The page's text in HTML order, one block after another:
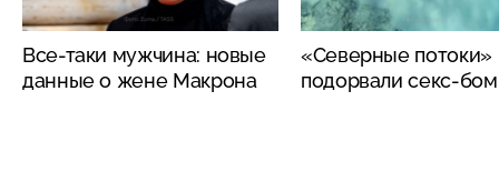
Все-таки мужчина: новые
данные о жене Макрона
«Северные потоки»
подорвали секс-